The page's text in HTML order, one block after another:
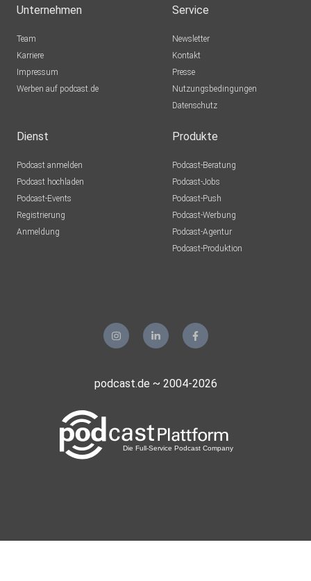
Unternehmen
Team
Karriere
Impressum
Werben auf podcast.de
Service
Newsletter
Kontakt
Presse
Nutzungsbedingungen
Datenschutz
Dienst
Podcast anmelden
Podcast hochladen
Podcast-Events
Registrierung
Anmeldung
Produkte
Podcast-Beratung
Podcast-Jobs
Podcast-Push
Podcast-Werbung
Podcast-Agentur
Podcast-Produktion
podcast.de ~ 2004-2026